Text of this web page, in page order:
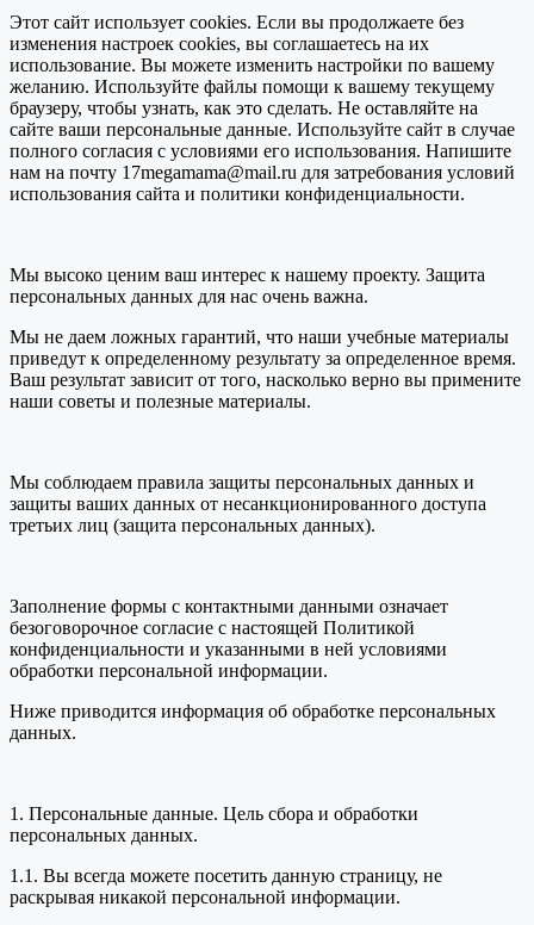
Этот сайт использует cookies. Если вы продолжаете без
изменения настроек cookies, вы соглашаетесь на их
использование. Вы можете изменить настройки по вашему
желанию. Используйте файлы помощи к вашему текущему
браузеру, чтобы узнать, как это сделать. Не оставляйте на
сайте ваши персональные данные. Используйте сайт в случае
полного согласия с условиями его использования. Напишите
нам на почту 17megamama@mail.ru для затребования условий
использования сайта и политики конфиденциальности.
Мы высоко ценим ваш интерес к нашему проекту. Защита
персональных данных для нас очень важна.
Мы не даем ложных гарантий, что наши учебные материалы
приведут к определенному результату за определенное время.
Ваш результат зависит от того, насколько верно вы примените
наши советы и полезные материалы.
Мы соблюдаем правила защиты персональных данных и
защиты ваших данных от несанкционированного доступа
третьих лиц (защита персональных данных).
Заполнение формы с контактными данными означает
безоговорочное согласие с настоящей Политикой
конфиденциальности и указанными в ней условиями
обработки персональной информации.
Ниже приводится информация об обработке персональных
данных.
1. Персональные данные. Цель сбора и обработки
персональных данных.
1.1. Вы всегда можете посетить данную страницу, не
раскрывая никакой персональной информации.